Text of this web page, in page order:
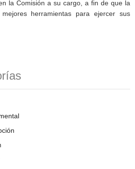
la Comisión a su cargo, a fin de que la
herramientas para ejercer sus